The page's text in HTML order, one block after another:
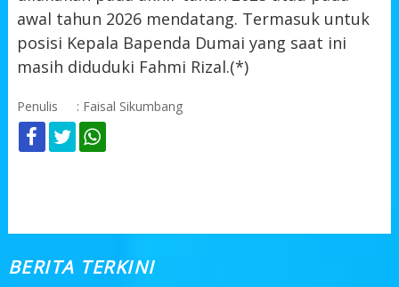
awal tahun 2026 mendatang. Termasuk untuk
posisi Kepala Bapenda Dumai yang saat ini
masih diduduki Fahmi Rizal.(*)
Penulis : Faisal Sikumbang
BERITA TERKINI